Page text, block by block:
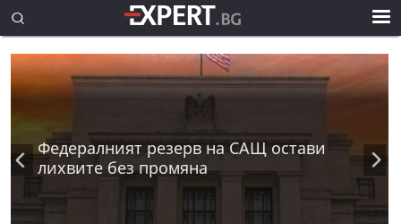
Федералният резерв на САЩ остави
лихвите без промяна